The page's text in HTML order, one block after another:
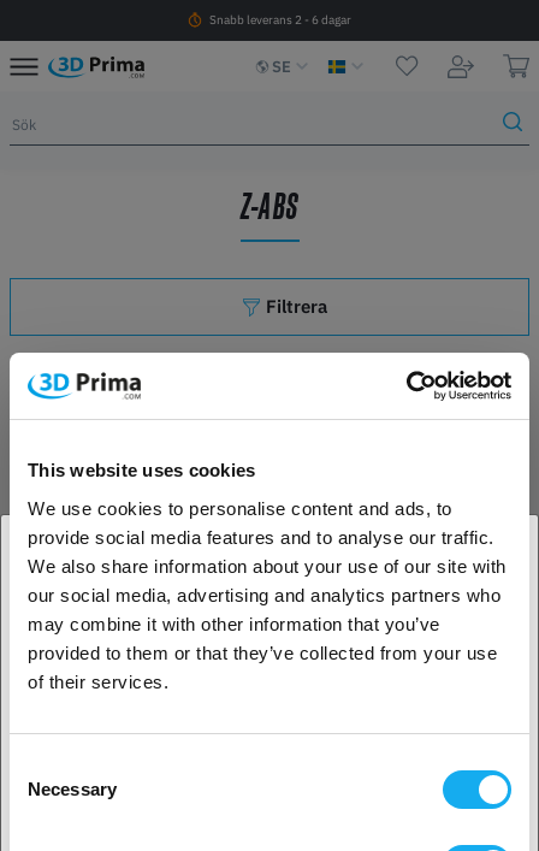
This website uses cookies
We use cookies to personalise content and ads, to
provide social media features and to analyse our traffic.
We also share information about your use of our site with
our social media, advertising and analytics partners who
may combine it with other information that you’ve
provided to them or that they’ve collected from your use
of their services.
Selection
Necessary
Snabb leverans 2 - 6 dagar
SE
Z-ABS
Filtrera
Antal artiklar: 0
1. Är du en företagskund eller en privatkund?
Företagskund
Privat kund